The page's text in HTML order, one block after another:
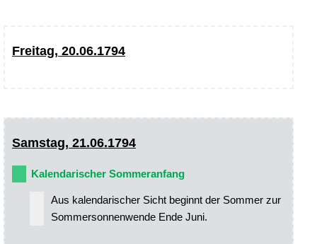
Freitag, 20.06.1794
Samstag, 21.06.1794
Kalendarischer Sommeranfang
Aus kalendarischer Sicht beginnt der Sommer zur
Sommersonnenwende Ende Juni.